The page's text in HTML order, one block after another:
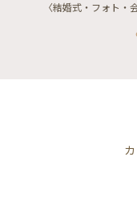
〈結婚式・フォト・